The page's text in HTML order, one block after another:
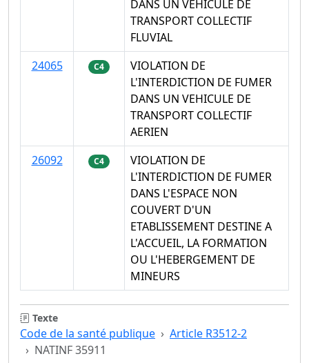
DANS UN VEHICULE DE
TRANSPORT COLLECTIF
FLUVIAL
24065
C4
VIOLATION DE
L'INTERDICTION DE FUMER
DANS UN VEHICULE DE
TRANSPORT COLLECTIF
AERIEN
26092
C4
VIOLATION DE
L'INTERDICTION DE FUMER
DANS L'ESPACE NON
COUVERT D'UN
ETABLISSEMENT DESTINE A
L'ACCUEIL, LA FORMATION
OU L'HEBERGEMENT DE
MINEURS
Texte
Code de la santé publique
Article R3512-2
NATINF 35911